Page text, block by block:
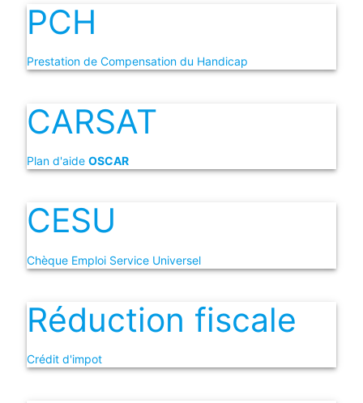
PCH
Prestation de Compensation du Handicap
CARSAT
Plan d'aide OSCAR
CESU
Chèque Emploi Service Universel
Réduction fiscale
Crédit d'impot